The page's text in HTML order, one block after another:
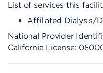
List of services this
Affiliated Dialysis/
National Provider
California License: